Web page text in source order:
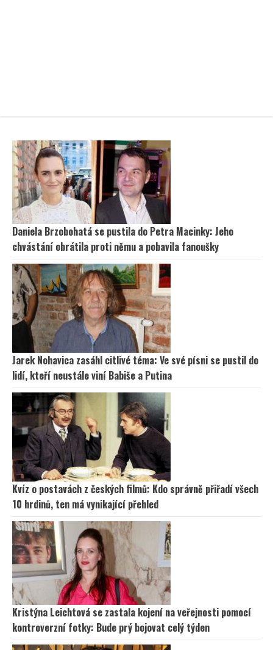
Daniela Brzobohatá se pustila do Petra Macinky: Jeho
chvástání obrátila proti němu a pobavila fanoušky
Jarek Nohavica zasáhl citlivé téma: Ve své písni se pustil do
lidí, kteří neustále viní Babiše a Putina
Kvíz o postavách z českých filmů: Kdo správně přiřadí všech
10 hrdinů, ten má vynikající přehled
Kristýna Leichtová se zastala kojení na veřejnosti pomocí
kontroverzní fotky: Bude prý bojovat celý týden